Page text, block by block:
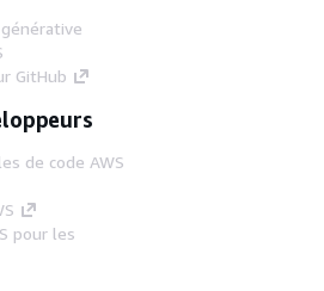
GitHub
de code AWS
pour les